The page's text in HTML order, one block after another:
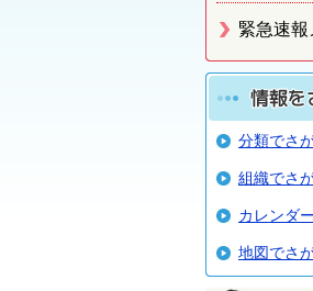
緊急速
分類でさ
組織でさ
カレンダ
地図でさ